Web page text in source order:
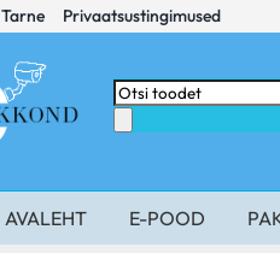
Tarne Privaatsustingimused
Products
search
AVALEHT E-POOD